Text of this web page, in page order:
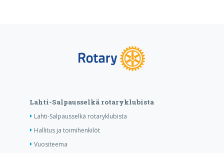
Lahti-Salpausselkä rotaryklubista
Lahti-Salpausselkä rotaryklubista
Hallitus ja toimihenkilöt
Vuositeema